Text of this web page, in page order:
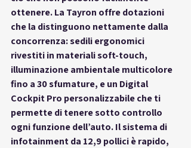
ottenere. La Tayron offre dotazioni
che la distinguono nettamente dalla
concorrenza: sedili ergonomici
rivestiti in materiali soft-touch,
illuminazione ambientale multicolore
fino a 30 sfumature, e un Digital
Cockpit Pro personalizzabile che ti
permette di tenere sotto controllo
ogni funzione dell’auto. Il sistema di
infotainment da 12,9 pollici è rapido,